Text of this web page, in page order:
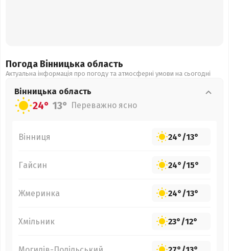
Погода Вінницька область
Актуальна інформація про погоду та атмосферні умови на сьогодні
Вінницька область
24° 13° Переважно ясно
Вінниця 24°/13°
Гайсин 24°/15°
Жмеринка 24°/13°
Хмільник 23°/12°